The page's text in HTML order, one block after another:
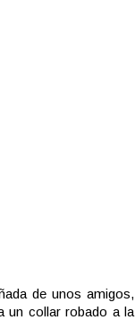
de unos amigos,
un collar robado a la